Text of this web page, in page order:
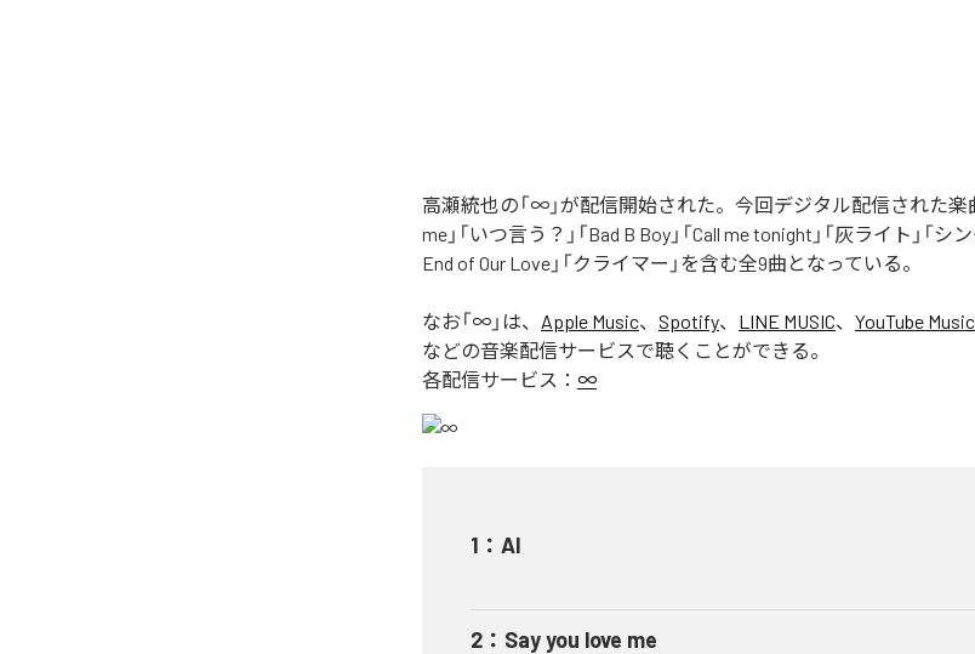
高瀬統也の「∞」が配信開始された。今回デジタル配信された楽曲
me」「いつ言う？」「Bad B Boy」「Call me tonight」「灰ライト」「シ
End of Our Love」「クライマー」を含む全9曲となっている。
なお「∞ 」は、 Apple Music、 Spotify、 LINE MUSIC、 YouTube Music
などの音楽配信サービスで聴くことができる。
各配信サービス： ∞
1 ： AI
2 ： Say you love me